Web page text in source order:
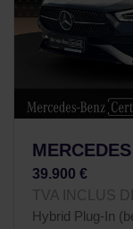
39.900 €
TVA INCLUS
Hybrid Plug-In